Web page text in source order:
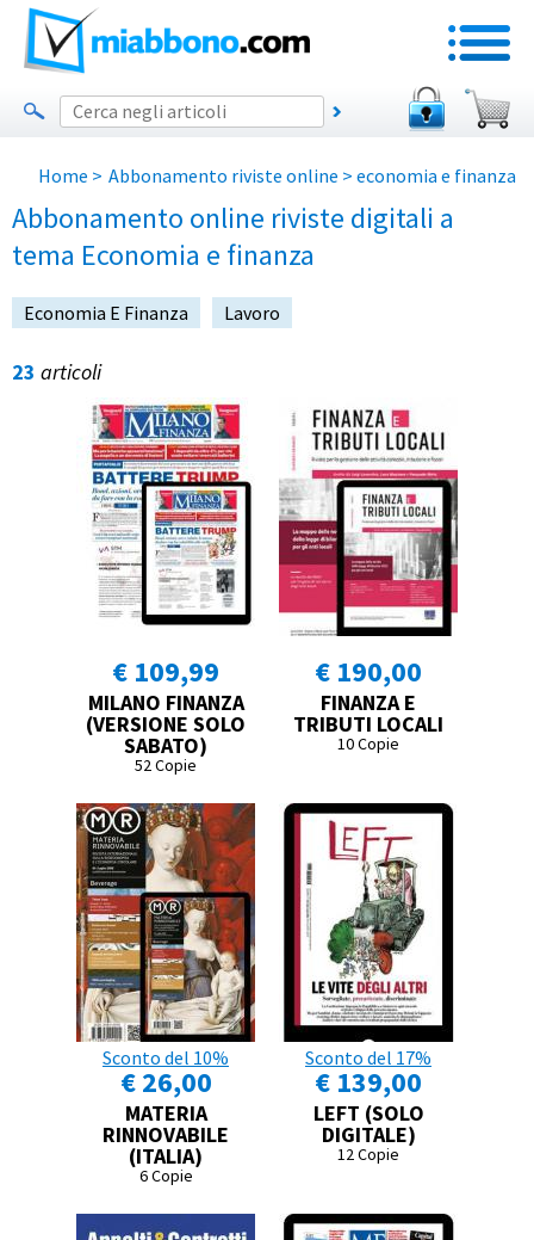
Home > Abbonamento riviste online > economia e finanza
Abbonamento online riviste digitali a
tema Economia e finanza
Economia E Finanza Lavoro
23 articoli
€ 109,99
MILANO FINANZA
(VERSIONE SOLO
SABATO)
52 Copie
€ 190,00
FINANZA E
TRIBUTI LOCALI
10 Copie
Sconto del 10%
€ 26,00
MATERIA
RINNOVABILE
(ITALIA)
6 Copie
Sconto del 17%
€ 139,00
LEFT (SOLO
DIGITALE)
12 Copie